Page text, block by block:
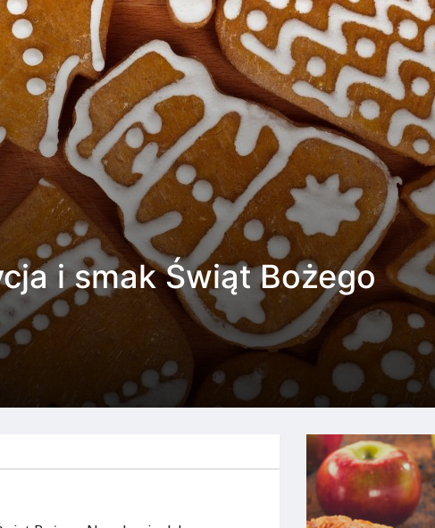
i smak Świąt Bożego